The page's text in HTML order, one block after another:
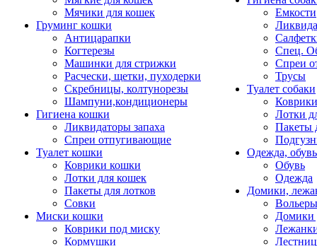
Мячики для кошек
Груминг кошки
Антицарапки
Когтерезы
Машинки для стрижки
Расчески, щетки, пуходерки
Скребницы, колтунорезы
Шампуни,кондиционеры
Гигиена кошки
Ликвидаторы запаха
Спреи отпугивающие
Туалет кошки
Коврики кошки
Лотки для кошек
Пакеты для лотков
Совки
Миски кошки
Коврики под миску
Кормушки
Емкости
Спец.
Спреи
Трусы
Туалет собаки
Коврики
Лотки
Пакеты
Одежда, обувь
Обувь
Одежда
Домики,
Домики